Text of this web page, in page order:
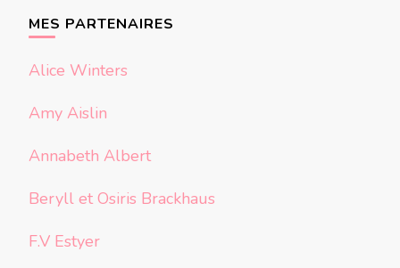
MES PARTENAIRES
Alice Winters
Amy Aislin
Annabeth Albert
Beryll et Osiris Brackhaus
F.V Estyer